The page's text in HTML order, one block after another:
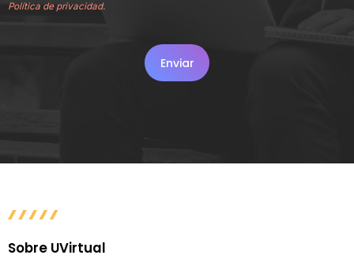
Política de privacidad.
Sobre UVirtual